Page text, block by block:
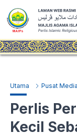
Utama Pusat Media
Perlis
Kecil